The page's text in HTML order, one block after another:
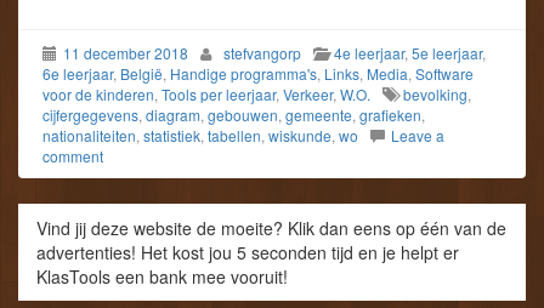
11 december 2018 stefvangorp 4e leerjaar,5e leerjaar,
6e leerjaar, België, Handige programma's, Links, Media,Software
voor de kinderen,Tools per leerjaar,Verkeer,W.O. bevolking,
cijfergegevens,diagram,gebouwen,gemeente,grafieken,
nationaliteiten,statistiek,tabellen,wiskunde,wo
Leave a
comment
Vind jij deze website de moeite? Klik dan eens op één van de
advertenties! Het kost jou 5 seconden tijd en je helpt er
KlasTools een bank mee vooruit!